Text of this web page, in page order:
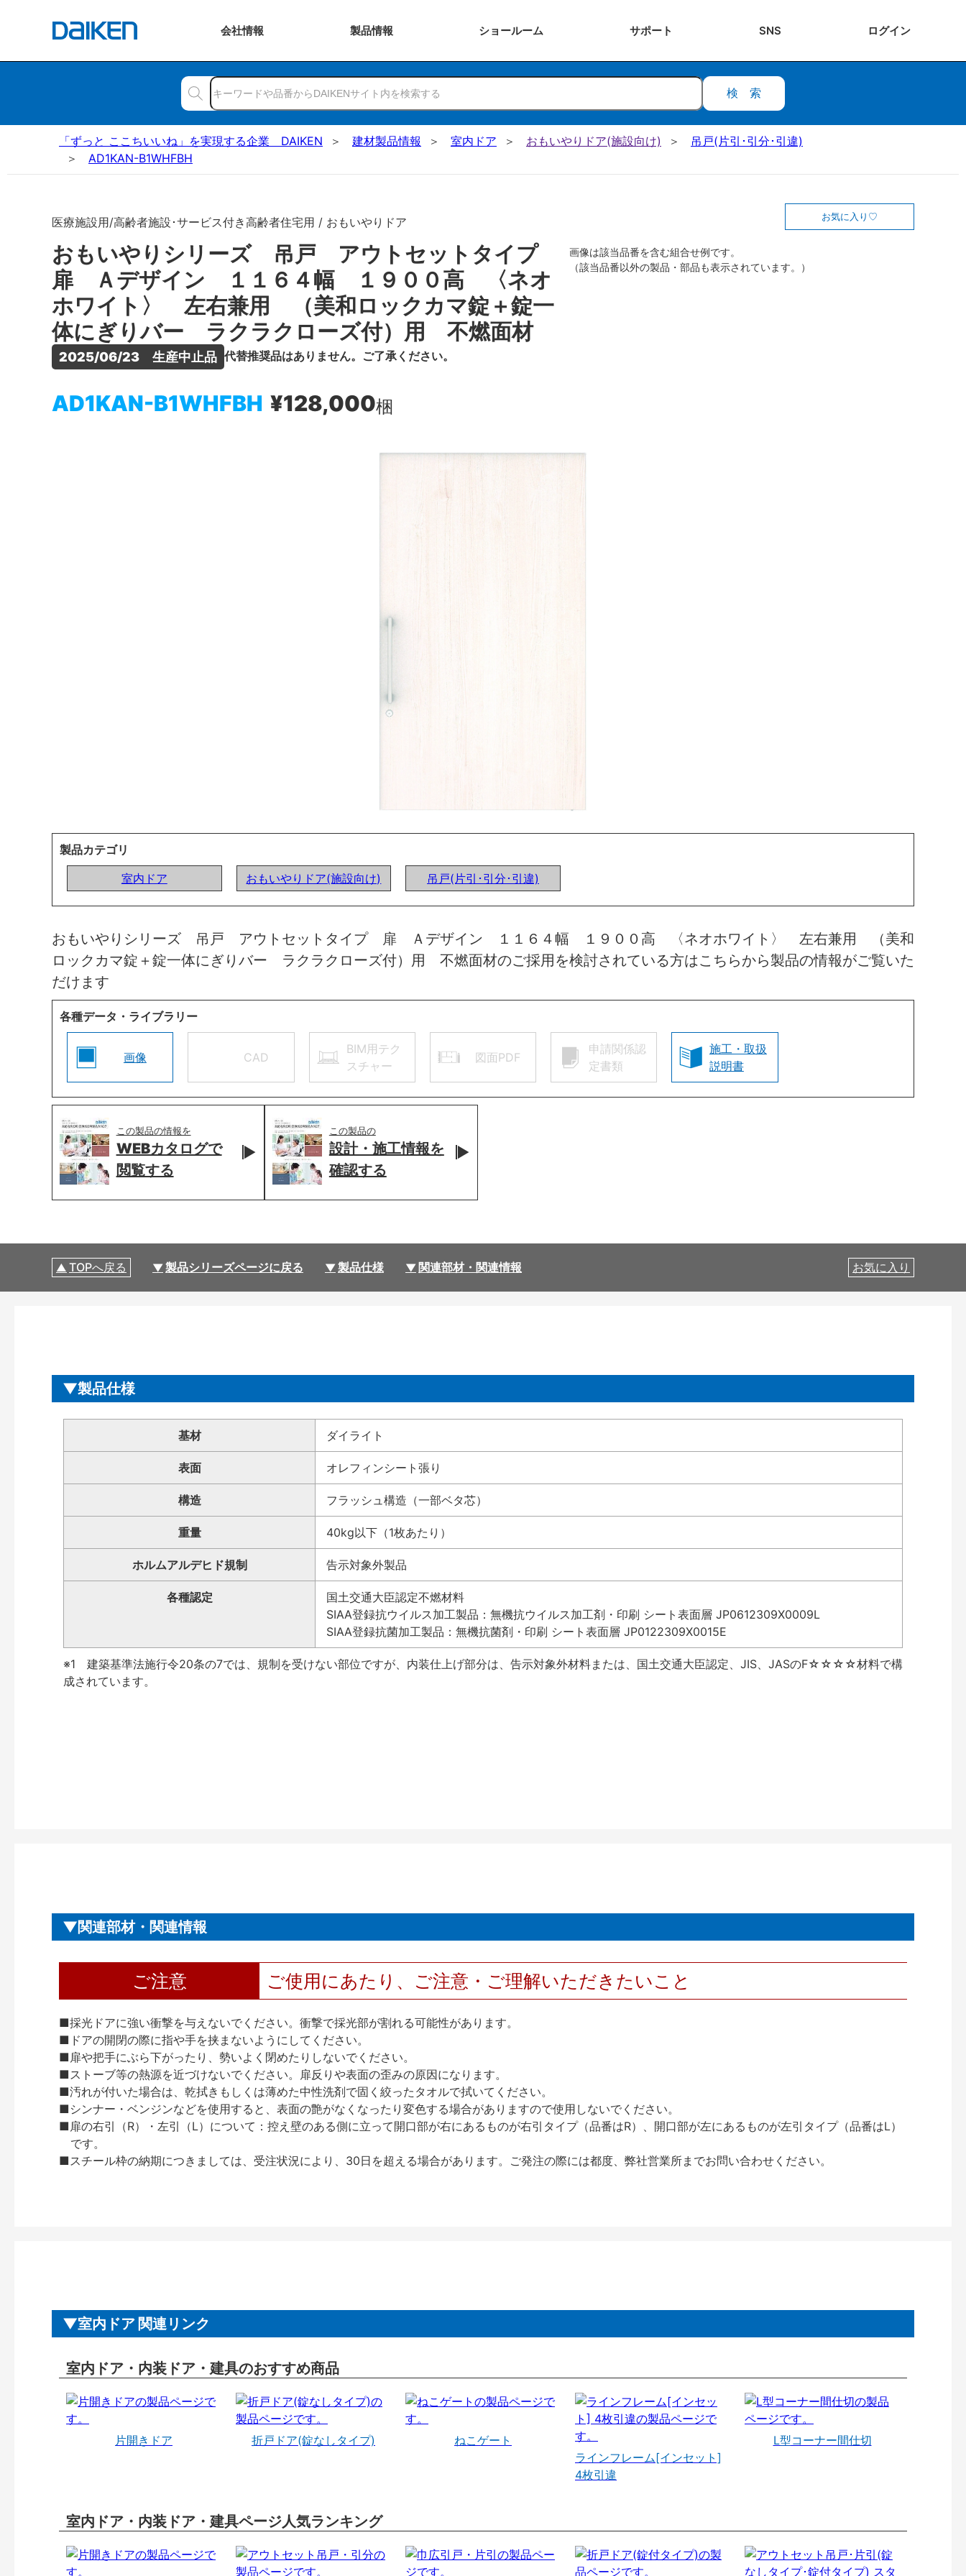
会社情報 製品情報 ショールーム サポート SNS ログイン
検索
「ずっと ここちいいね」を実現する企業 DAIKEN 建材製品情報 室内ドア おもいやりドア(施設向け)
吊戸(片引･引分･引違)
AD1KAN-B1WHFBH
医療施設用/高齢者施設･サービス付き高齢者住宅用 / おもいやりドア
おもいやりシリーズ 吊戸 アウトセットタイプ
扉 Ａデザイン １１６４幅 １９００高 〈ネオ
ホワイト〉 左右兼用 （美和ロックカマ錠＋錠一
体にぎりバー ラクラクローズ付）用 不燃面材
2025/06/23　生産中止品 代替推奨品はありません。ご了承ください。
AD1KAN-B1WHFBH ¥128,000梱
お気に入り
画像は該当品番を含む組合せ例です。
（該当品番以外の製品・部品も表示されています。）
製品カテゴリ
室内ドア
おもいやりドア(施設向け) 吊戸(片引･引分･引違)
おもいやりシリーズ 吊戸 アウトセットタイプ 扉 Ａデザイン １１６４幅 １９００高 〈ネオホワイト〉 左右兼用 （美和
ロックカマ錠＋錠一体にぎりバー ラクラクローズ付）用 不燃面材のご採用を検討されている方はこちらから製品の情報がご覧いた
だけます
各種データ・ライブラリー
画像 CAD
BIM用テク
スチャー
図面PDF
申請関係認
定書類
施工・取扱
説明書
この製品の情報を
WEBカタログで
閲覧する
この製品の
設計・施工情報を
確認する
TOPへ戻る 製品シリーズページに戻る 製品仕様 関連部材・関連情報 お気に入り
製品仕様
基材 ダイライト
表面 オレフィンシート張り
構造 フラッシュ構造（一部ベタ芯）
重量 40kg以下（1枚あたり）
ホルムアルデヒド規制 告示対象外製品
各種認定
国土交通大臣認定不燃材料
SIAA登録抗ウイルス加工製品：無機抗ウイルス加工剤・印刷 シート表面層 JP0612309X0009L
SIAA登録抗菌加工製品：無機抗菌剤・印刷 シート表面層 JP0122309X0015E
※1 建築基準法施行令20条の7では、規制を受けない部位ですが、内装仕上げ部分は、告示対象外材料または、国土交通大臣認定、JIS、JASのF☆☆☆☆材料で構
成されています。
関連部材・関連情報
ご注意 ご使用にあたり、ご注意・ご理解いただきたいこと
■採光ドアに強い衝撃を与えないでください。衝撃で採光部が割れる可能性があります。
■ドアの開閉の際に指や手を挟まないようにしてください。
■扉や把手にぶら下がったり、勢いよく閉めたりしないでください。
■ストーブ等の熱源を近づけないでください。扉反りや表面の歪みの原因になります。
■汚れが付いた場合は、乾拭きもしくは薄めた中性洗剤で固く絞ったタオルで拭いてください。
■シンナー・ベンジンなどを使用すると、表面の艶がなくなったり変色する場合がありますので使用しないでください。
■扉の右引（R）・左引（L）について：控え壁のある側に立って開口部が右にあるものが右引タイプ（品番はR）、開口部が左にあるものが左引タイプ（品番はL）
です。
■スチール枠の納期につきましては、受注状況により、30日を超える場合があります。ご発注の際には都度、弊社営業所までお問い合わせください。
室内ドア 関連リンク
室内ドア・内装ドア・建具のおすすめ商品
片開きドア 折戸ドア(錠なしタイプ)
ねこゲート
ラインフレーム[インセット]
4枚引違
L型コーナー間仕切
室内ドア・内装ドア・建具ページ人気ランキング